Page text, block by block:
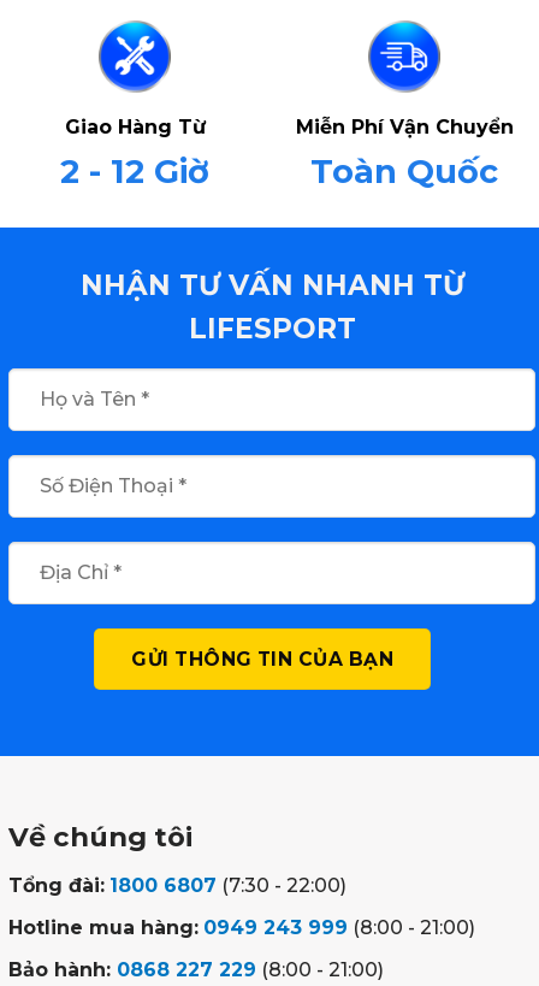
Giao Hàng Từ
2 - 12 Giờ
Miễn Phí Vận Chuyển
Toàn Quốc
NHẬN TƯ VẤN NHANH TỪ
LIFESPORT
Về chúng tôi
Tổng đài: 1800 6807 (7:30 - 22:00)
Hotline mua hàng: 0949 243 999 (8:00 - 21:00)
Bảo hành: 0868 227 229 (8:00 - 21:00)